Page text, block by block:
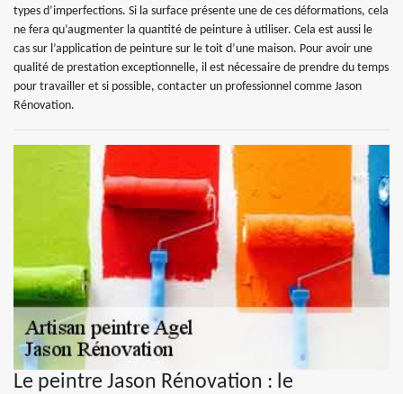
types d’imperfections. Si la surface présente une de ces déformations, cela
ne fera qu’augmenter la quantité de peinture à utiliser. Cela est aussi le
cas sur l’application de peinture sur le toit d’une maison. Pour avoir une
qualité de prestation exceptionnelle, il est nécessaire de prendre du temps
pour travailler et si possible, contacter un professionnel comme Jason
Rénovation.
Le peintre Jason Rénovation : le